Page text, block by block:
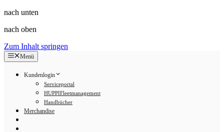
nach unten
nach oben
Zum Inhalt springen
Menü
Kundenlogin
Serviceportal
HUPPIFleetmanagement
Handbücher
Merchandise